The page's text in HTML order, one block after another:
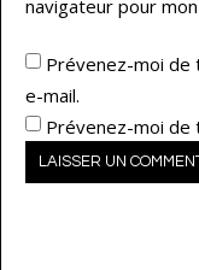
navigateur pour
Prévenez-moi de
e-mail.
Prévenez-moi de